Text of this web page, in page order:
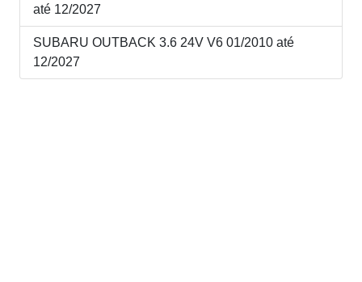
até 12/2027
SUBARU OUTBACK 3.6 24V V6 01/2010 até
12/2027